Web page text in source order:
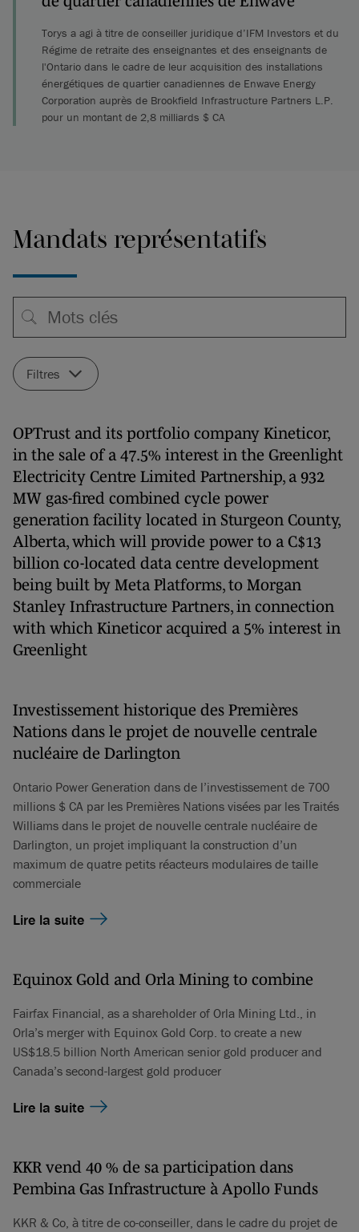
Torys a agi à titre de conseiller juridique d’IFM Investors et du
Régime de retraite des enseignantes et des enseignants de
l'Ontario dans le cadre de leur acquisition des installations
énergétiques de quartier canadiennes de Enwave Energy
Corporation auprès de Brookfield Infrastructure Partners L.P.
pour un montant de 2,8 milliards $ CA
Mandats représentatifs
Filtres
OPTrust and its portfolio company Kineticor,
in the sale of a 47.5% interest in the Greenlight
Electricity Centre Limited Partnership, a 932
MW gas-fired combined cycle power
generation facility located in Sturgeon County,
Alberta, which will provide power to a C$13
billion co-located data centre development
being built by Meta Platforms, to Morgan
Stanley Infrastructure Partners, in connection
with which Kineticor acquired a 5% interest in
Greenlight
Investissement historique des Premières
Nations dans le projet de nouvelle centrale
nucléaire de Darlington
Ontario Power Generation dans de l’investissement de 700
millions $ CA par les Premières Nations visées par les Traités
Williams dans le projet de nouvelle centrale nucléaire de
Darlington, un projet impliquant la construction d’un
maximum de quatre petits réacteurs modulaires de taille
commerciale
Lire la suite
Equinox Gold and Orla Mining to combine
Fairfax Financial, as a shareholder of Orla Mining Ltd., in
Orla’s merger with Equinox Gold Corp. to create a new
US$18.5 billion North American senior gold producer and
Canada’s second-largest gold producer
Lire la suite
KKR vend 40 % de sa participation dans
Pembina Gas Infrastructure à Apollo Funds
KKR & Co, à titre de co-conseiller, dans le cadre du projet de